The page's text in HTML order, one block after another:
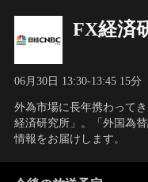
FX経済
06月30日 13:30-13:45 15分
外為市場に長年携わって
経済研究所」。「外国為
情報をお届けします。